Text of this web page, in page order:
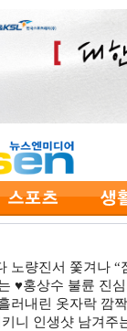
노량진서 쫓겨나
♥홍상수 불륜 진
러내린 옷자락 깜
니 인생샷 남겨